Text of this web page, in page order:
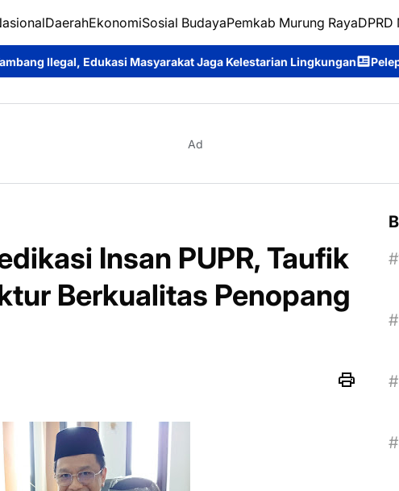
DaerahEkonomiSosial BudayaPemkab Murung RayaDPRD
Masyarakat Jaga Kelestarian Lingkungan Pelepasan Kontingen
Ad
Insan PUPR, Taufik
Berkualitas Penopang